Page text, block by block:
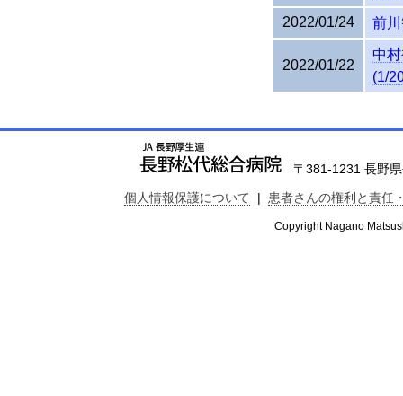
2022/01/24
前
2022/01/22
中
(1/
〒381-1231 長野
個人情報保護について
| 患者さんの権利と責任
Copyright Nagano